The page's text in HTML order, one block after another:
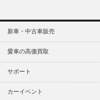
新車・中古車販売
愛車の高価買取
サポート
カーイベント